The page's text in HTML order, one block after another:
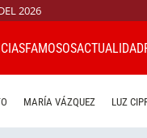
2026
FAMOSOSACTUALIDAD
MARÍA VÁZQUEZ LUZ